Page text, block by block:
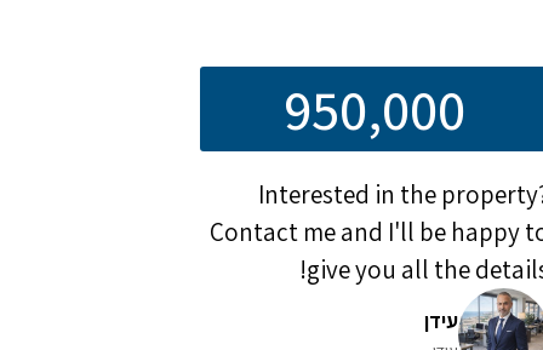
950,000
Interested in the
Contact me and I'll be happy
give you all the
עידן